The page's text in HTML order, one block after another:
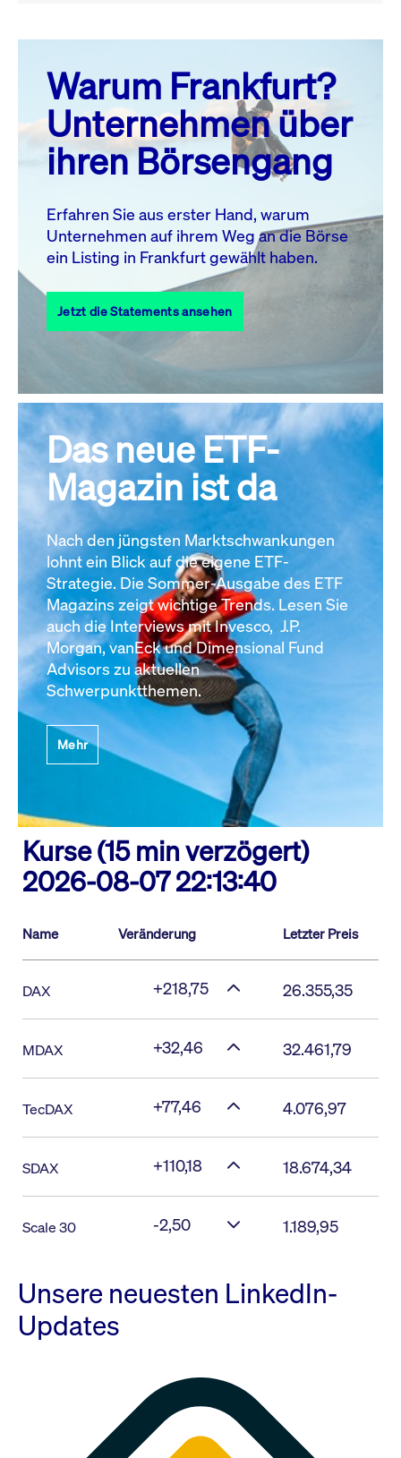
August 26
MO. DI. MI. DO. FR. SA. SO.
1
2
3
4 5 6 7 8
10 11 13 14
17
18 19 20 21 22
23
27 28
31
Alle Events
Warum Frankfurt?
Unternehmen über
ihren Börsengang
Erfahren Sie aus erster Hand, warum
Unternehmen auf ihrem Weg an die Börse
ein Listing in Frankfurt gewählt haben.
Jetzt die Statements ansehen
Das neue ETF-
Magazin ist da
Nach den jüngsten Marktschwankungen
lohnt ein Blick auf die eigene ETF-
Strategie. Die Sommer-Ausgabe des ETF
Magazins zeigt wichtige Trends. Lesen Sie
auch die Interviews mit Invesco, J.P.
Morgan, vanEck und Dimensional Fund
Advisors zu aktuellen
Schwerpunktthemen.
Mehr
Kurse (15 min verzögert)
2026-08-07 22:13:40
Name Veränderung Letzter Preis
DAX +218,75 26.355,35
MDAX +32,46 32.461,79
TecDAX +77,46 4.076,97
SDAX +110,18 18.674,34
Scale 30 -2,50 1.189,95
Unsere neuesten LinkedIn-
Updates